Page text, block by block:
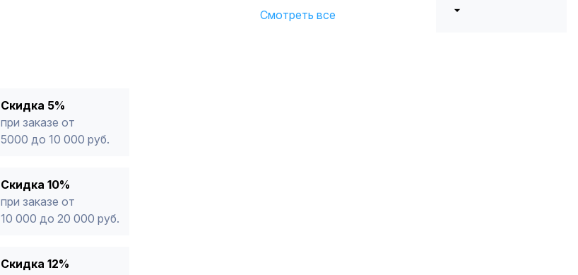
Смотреть все
Скидка 5%
при заказе от
5000 до 10 000 руб.
Скидка 10%
при заказе от
10 000 до 20 000 руб.
Скидка 12%